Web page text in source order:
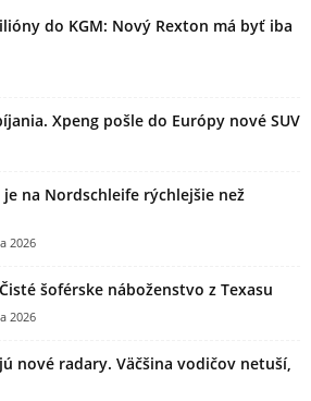
do KGM: Nový Rexton má byť iba
Xpeng pošle do Európy nové SUV
na Nordschleife rýchlejšie než
2026
šoférske náboženstvo z Texasu
2026
nové radary. Väčšina vodičov netuší,